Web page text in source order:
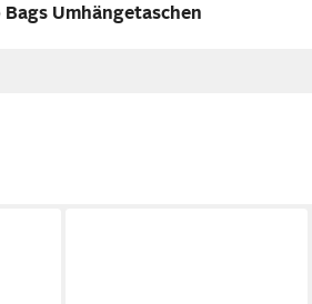
Umhängetaschen